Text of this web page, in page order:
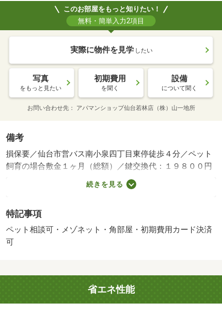
このお部屋をもっと知りたい！
無料・簡単入力2項目
実際に物件を見学 したい
写真
をもっと見たい
初期費用
を聞く
設備
について聞く
お問い合わせ先 アパマンショップ仙台若林店（株）山一地所
備考
損保要／仙台市営バス南小泉四丁目東停徒歩４分／ペット
飼育の場合敷金１ヶ月（総額）／鍵交換代：１９８００円
／クリーニング代：６０５００円／ＯＮＥパッケージ：２
６４０円／保証会社利用必：初回保証料月額賃料等の１ヶ
１年／ペット相談／●現況優先●駐車場１台付無料／現地確
認要●ペット飼育時（猫もしくは小型犬どちらか２匹ま
で）：敷金プラス１ヶ月／２匹目家賃プラス２，０００円
ックス／追焚機能浴室／角住戸／温水洗浄便座／脱衣所／
洗面所独立／洗面化粧台／ＢＳ・ＣＳ／敷金不要／ペット
相談／駐車場１台無料／全居室収納／全居室フローリング
続きを見る
特記事項
ペット相談可・メゾネット・角部屋・初期費用カード決済
可
省エネ性能